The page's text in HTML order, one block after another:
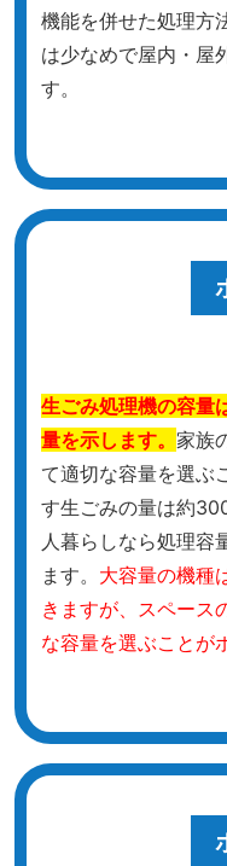
機能を併せた処理方
は少なめで屋内・屋
す。
生ごみ処理機の容量
量を示します。 家族
て適切な容量を選ぶ
す生ごみの量は約
人暮らしなら処理容
ます。 大容量の機種
きますが、スペース
な容量を選ぶことが